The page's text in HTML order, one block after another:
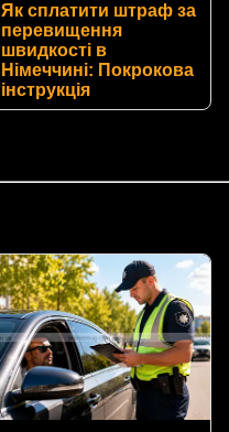
Як сплатити штраф за
перевищення
швидкості в
Німеччині: Покрокова
інструкція